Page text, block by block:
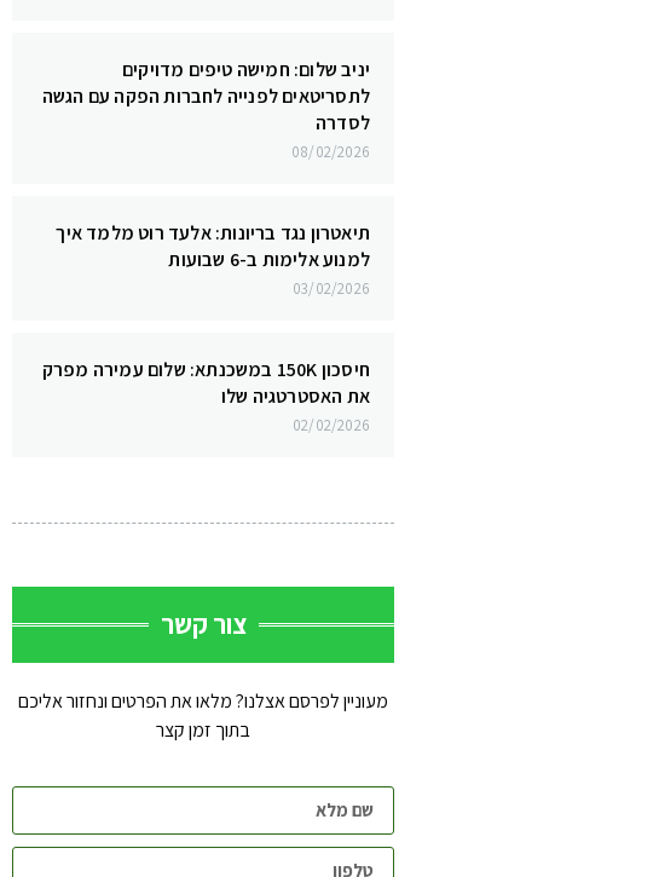
יניב שלום: חמישה טיפים מדויקים
לתסריטאים לפנייה לחברות הפקה עם הגשה
לסדרה
08/02/2026
תיאטרון נגד בריונות: אלעד רוט מלמד איך
למנוע אלימות ב-6 שבועות
03/02/2026
חיסכון 150K במשכנתא: שלום עמירה מפרק
את האסטרטגיה שלו
02/02/2026
צור קשר
מעוניין לפרסם אצלנו? מלאו את הפרטים ונחזור אליכם
בתוך זמן קצר